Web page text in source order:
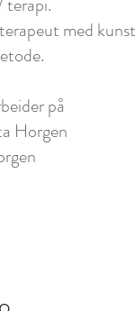
terapi.
med kunst
på
Horgen